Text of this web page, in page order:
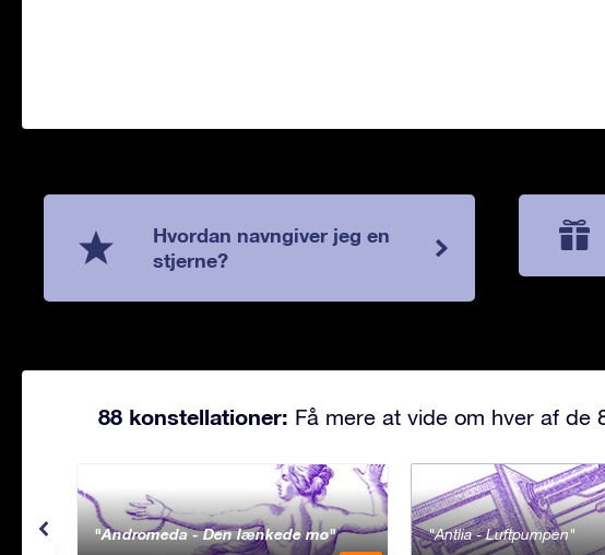
Hvordan navngiver jeg en
stjerne?
88 konstellationer: Få mere at vide om hver af de
Andromeda - Den lænkede mø Antlia - Luftpumpen